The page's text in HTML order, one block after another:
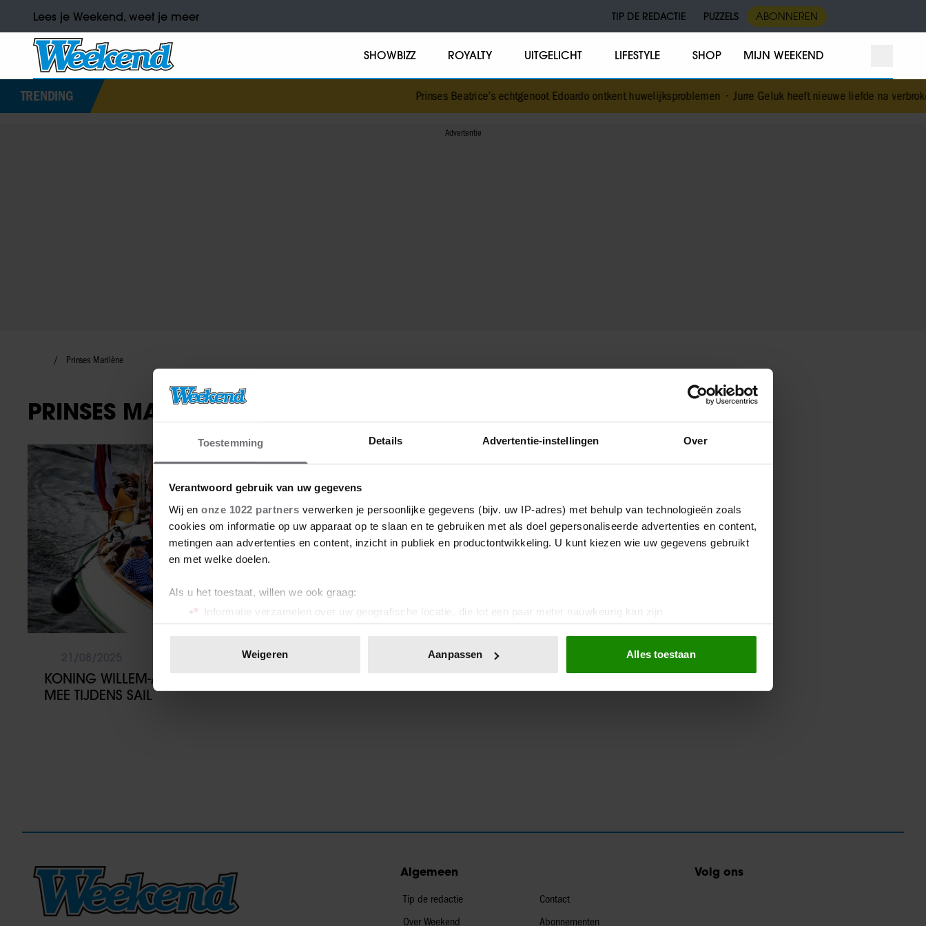
Toestemming Details Advertentie-instellingen Over
Verantwoord gebruik van uw gegevens
Wij en onze 1022 partners verwerken je persoonlijke gegevens (bijv. uw IP-adres) met behulp van technologieën zoals
cookies om informatie op uw apparaat op te slaan en te gebruiken met als doel gepersonaliseerde advertenties en content,
metingen aan advertenties en content, inzicht in publiek en productontwikkeling. U kunt kiezen wie uw gegevens gebruikt
en met welke doelen.
Als u het toestaat, willen we ook graag:
Informatie verzamelen over uw geografische locatie, die tot een paar meter nauwkeurig kan zijn
Uw apparaat identificeren door het actief te scannen op specifieke eigenschappen (fingerprinting)
toestemming op elk moment wijzigen of intrekken in de Cookieverklaring.
Weigeren Aanpassen Alles toestaan
Lees je Weekend, weet je meer TIP DE REDACTIE PUZZELS ABONNEREN
SHOWBIZZ ROYALTY UITGELICHT LIFESTYLE SHOP MIJN WEEKEND
TRENDING Prinses Beatrice’s echtgenoot Edoardo ontkent huwelijksproblemen•Jurre Geluk heeft nieuwe liefde na verbroken
Prinses Marilène
PRINSES MARILÈNE
KONING WILLEM-ALEXANDER VAART
MEE TIJDENS SAIL
Algemeen
Tip de redactie
Over Weekend
Contact
Abonnementen
Volg ons